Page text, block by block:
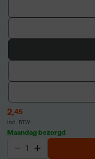
2,45
incl. BTW
Maandag bezorgd